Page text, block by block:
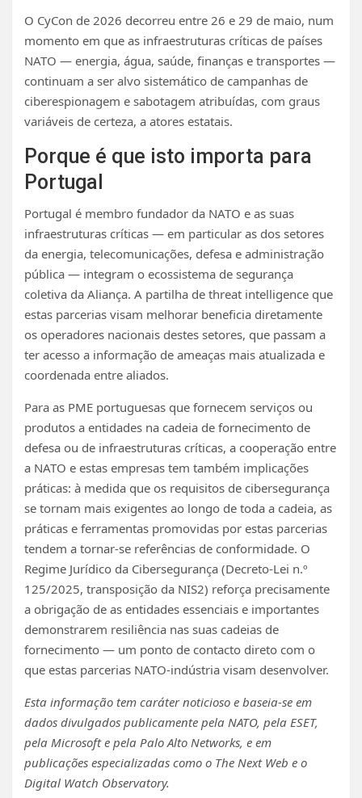
O CyCon de 2026 decorreu entre 26 e 29 de maio, num
momento em que as infraestruturas críticas de países
NATO — energia, água, saúde, finanças e transportes —
continuam a ser alvo sistemático de campanhas de
ciberespionagem e sabotagem atribuídas, com graus
variáveis de certeza, a atores estatais.
Porque é que isto importa para
Portugal
Portugal é membro fundador da NATO e as suas
infraestruturas críticas — em particular as dos setores
da energia, telecomunicações, defesa e administração
pública — integram o ecossistema de segurança
coletiva da Aliança. A partilha de threat intelligence que
estas parcerias visam melhorar beneficia diretamente
os operadores nacionais destes setores, que passam a
ter acesso a informação de ameaças mais atualizada e
coordenada entre aliados.
Para as PME portuguesas que fornecem serviços ou
produtos a entidades na cadeia de fornecimento de
defesa ou de infraestruturas críticas, a cooperação entre
a NATO e estas empresas tem também implicações
práticas: à medida que os requisitos de cibersegurança
se tornam mais exigentes ao longo de toda a cadeia, as
práticas e ferramentas promovidas por estas parcerias
tendem a tornar-se referências de conformidade. O
Regime Jurídico da Cibersegurança (Decreto-Lei n.º
125/2025, transposição da NIS2) reforça precisamente
a obrigação de as entidades essenciais e importantes
demonstrarem resiliência nas suas cadeias de
fornecimento — um ponto de contacto direto com o
que estas parcerias NATO-indústria visam desenvolver.
Esta informação tem caráter noticioso e baseia-se em
dados divulgados publicamente pela NATO, pela ESET,
pela Microsoft e pela Palo Alto Networks, e em
publicações especializadas como o The Next Web e o
Digital Watch Observatory.